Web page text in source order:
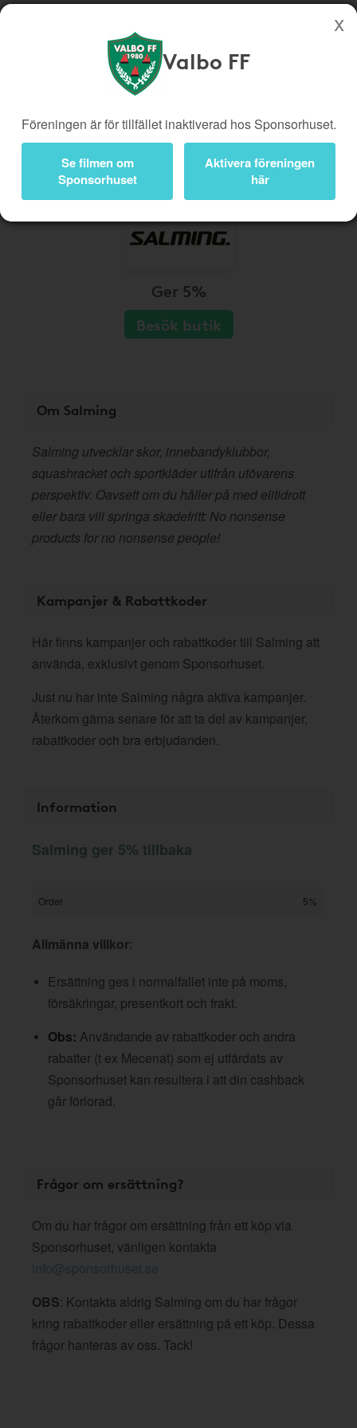
Köp genom denna sida stöttar Valbo FF
Presentkort
Kampanjer
Bli medlem
Logga in
Valbo FF
Föreningen är för tillfället inaktiverad hos Sponsorhuset.
Se filmen om
Sponsorhuset
Aktivera föreningen
här
Ger 5%
Besök butik
Om Salming
Salming utvecklar skor, innebandyklubbor,
squashracket och sportkläder utifrån utövarens
perspektiv. Oavsett om du håller på med elitidrott
eller bara vill springa skadefritt: No nonsense
products for no nonsense people!
Kampanjer & Rabattkoder
Här finns kampanjer och rabattkoder till Salming att
använda, exklusivt genom Sponsorhuset.
Just nu har inte Salming några aktiva kampanjer.
Återkom gärna senare för att ta del av kampanjer,
rabattkoder och bra erbjudanden.
Information
Salming ger 5% tillbaka
Order 5%
Allmänna villkor:
Ersättning ges i normalfallet inte på moms,
försäkringar, presentkort och frakt.
Obs: Användande av rabattkoder och andra
rabatter (t ex Mecenat) som ej utfärdats av
Sponsorhuset kan resultera i att din cashback
går förlorad.
Frågor om ersättning?
Om du har frågor om ersättning från ett köp via
Sponsorhuset, vänligen kontakta
info@sponsorhuset.se
OBS: Kontakta aldrig Salming om du har frågor
kring rabattkoder eller ersättning på ett köp. Dessa
frågor hanteras av oss. Tack!